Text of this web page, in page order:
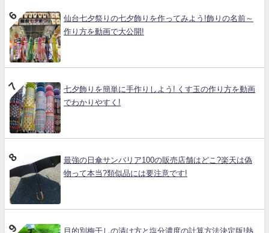
仙台七夕祭りの七夕飾りを作ってみよう!飾りの名前～
作り方を動画で大公開!
七夕飾りを簡単に手作りしよう! くす玉の作り方を動画
でわかりやすく!
最強の日傘サンバリア100の販売店舗はどこ?楽天は偽
物って本当?類似品には要注意です!
目的別梅干しの漬け方と塩分濃度の計算方法決定版!熱